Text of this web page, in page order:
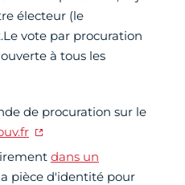
électeur (le
vote par procuration
à tous les
de procuration sur le
dans un
pièce d'identité pour